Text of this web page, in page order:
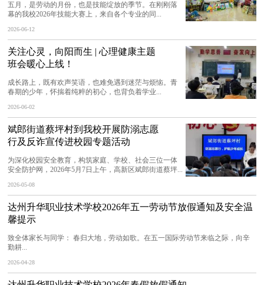
五月，是劳动的月份，也是技能绽放的季节。在刚刚落
幕的我校2026年技能大赛上，来自各个专业的同...
2026-06-12
关注心灵，向阳而生 | 心理健康主题
班会暖心上线！
成长路上，既有欢声笑语，也难免遇到迷茫与烦恼。青
春期的少年，怀揣着纯粹的初心，也背负着学业...
2026-06-02
斌郎街道蔡坪村到我校开展防溺志愿
行及反诈宣传进校园专题活动
为深化校园安全教育，构筑家庭、学校、社会三位一体
安全防护网，2026年5月7日上午，高新区斌郎街道蔡坪...
2026-05-08
达州升华职业技术学校2026年五一劳动节放假通知及安全温
馨提示
致全体家长与同学： 春归大地，劳动如歌。在五一国际劳动节来临之际，向辛
勤耕...
2026-04-28